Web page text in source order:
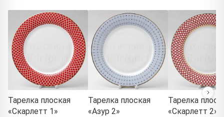
Тарелка плоская
«Скарлетт 1»
Тарелка плоская
«Азур 2»
Тарелка
«Скарлетт 2»